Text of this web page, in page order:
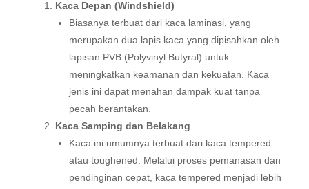
Kaca Depan (Windshield)
Biasanya terbuat dari kaca laminasi, yang
merupakan dua lapis kaca yang dipisahkan oleh
lapisan PVB (Polyvinyl Butyral) untuk
meningkatkan keamanan dan kekuatan. Kaca
jenis ini dapat menahan dampak kuat tanpa
pecah berantakan.
Kaca Samping dan Belakang
Kaca ini umumnya terbuat dari kaca tempered
atau toughened. Melalui proses pemanasan dan
pendinginan cepat, kaca tempered menjadi lebih